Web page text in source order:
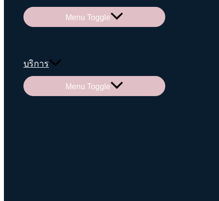
Menu Toggle
บริการ
Menu Toggle